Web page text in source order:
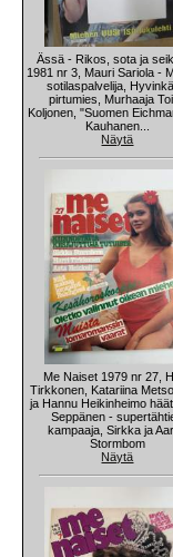
Ässä - Rikos, sota ja
1981 nr 3, Mauri Sariola -
sotilaspalvelija,
pirtumies, Murhaaja
Koljonen, "Suomen
Kauhanen...
Näytä
Me Naiset 1979 nr 27,
Tirkkonen, Katariina
ja Hannu Heikinheimo
Seppänen -
kampaaja, Sirkka ja
Stormbom
Näytä